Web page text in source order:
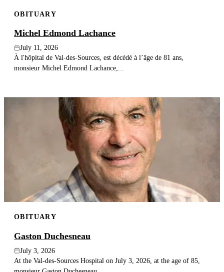
OBITUARY
Michel Edmond Lachance
July 11, 2026
À l'hôpital de Val-des-Sources, est décédé à l’âge de 81 ans,
monsieur Michel Edmond Lachance,...
OBITUARY
Gaston Duchesneau
July 3, 2026
At the Val-des-Sources Hospital on July 3, 2026, at the age of 85,